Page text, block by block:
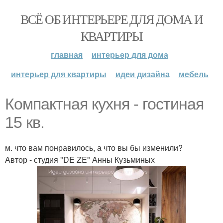
ВСЁ ОБ ИНТЕРЬЕРЕ ДЛЯ ДОМА И
КВАРТИРЫ
главная
интерьер для дома
интерьер для квартиры
идеи дизайна мебель
Компактная кухня - гостиная
15 кв.
м. что вам понравилось, а что вы бы изменили?
Автор - студия "DE ZE" Анны Кузьминых